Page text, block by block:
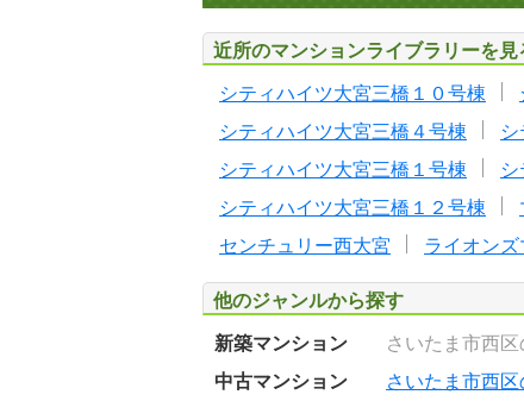
近所のマンションライブラリーを見
シティハイツ大宮三橋１０号棟
シティハイツ大宮三橋４号棟
シティハイツ大宮三橋１号棟
シティハイツ大宮三橋１２号棟
センチュリー西大宮
ライオンズ
他のジャンルから探す
新築マンション さいたま市西
中古マンション
さいたま市西